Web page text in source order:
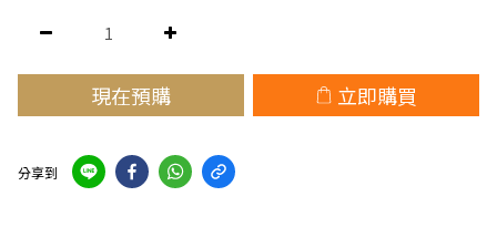
現在預購 立即購買
分享到